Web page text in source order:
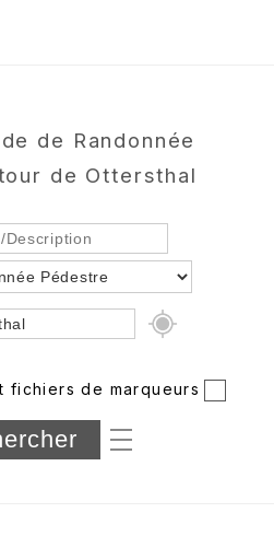
de Randonnée
de Ottersthal
fichiers de marqueurs